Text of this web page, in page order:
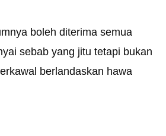
boleh diterima semua
sebab yang jitu tetapi bukan
berlandaskan hawa